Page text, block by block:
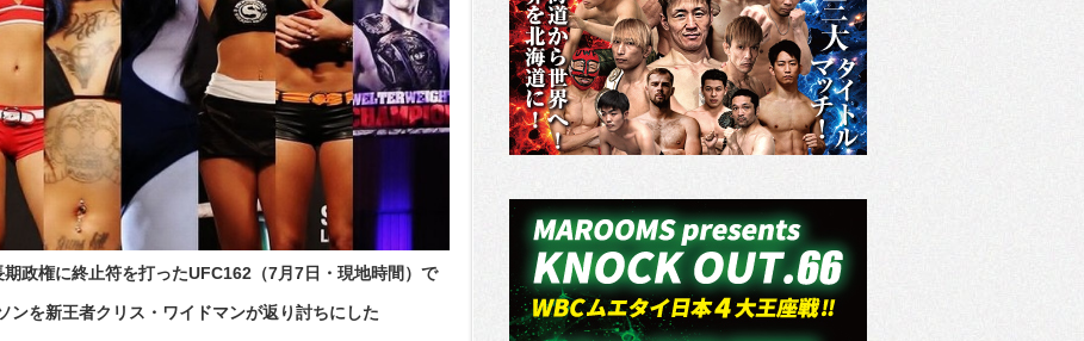
政権に終止符を打ったUFC162（7月7日・現地時間）で
ンを新王者クリス・ワイドマンが返り討ちにした